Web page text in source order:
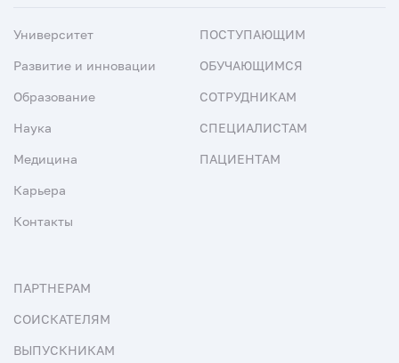
Университет
Развитие и инновации
Образование
Наука
Медицина
Карьера
Контакты
ПОСТУПАЮЩИМ
ОБУЧАЮЩИМСЯ
СОТРУДНИКАМ
СПЕЦИАЛИСТАМ
ПАЦИЕНТАМ
ПАРТНЕРАМ
СОИСКАТЕЛЯМ
ВЫПУСКНИКАМ